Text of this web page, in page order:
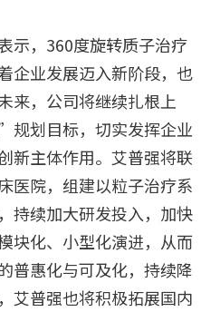
，360度旋转质子治疗
企业发展迈入新阶段，也
来，公司将继续扎根上
划目标，切实发挥企业
新主体作用。艾普强将联
医院，组建以粒子治疗系
持续加大研发投入，加快
块化、小型化演进，从而
普惠化与可及化，持续降
艾普强也将积极拓展国内